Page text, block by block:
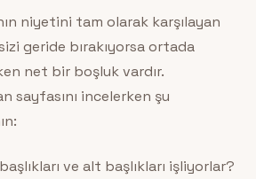
niyetini tam olarak karşılayan
geride bırakıyorsa ortada
net bir boşluk vardır.
sayfasını incelerken şu
ve alt başlıkları işliyorlar?